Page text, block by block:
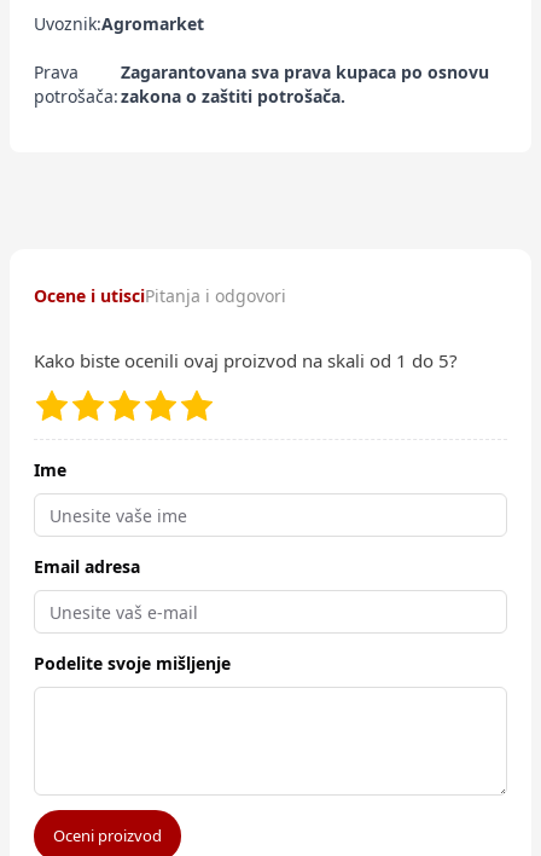
Uvoznik:Agromarket
Prava
potrošača:
Zagarantovana sva prava kupaca po osnovu
zakona o zaštiti potrošača.
Ocene i utisciPitanja i odgovori
Kako biste ocenili ovaj proizvod na skali od 1 do 5?
Ime
Email adresa
Podelite svoje mišljenje
Oceni proizvod